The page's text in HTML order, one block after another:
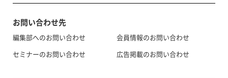
お問い合わせ先
編集部へのお問い合わせ
セミナーのお問い合わせ
会員情報のお問い合わせ
広告掲載のお問い合わせ